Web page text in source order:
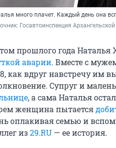
много плачет. Каждый день она
Госавтоинспекция
прошлого года Наталья
аварии. Вместе с
как вдруг навстречу им
Супруг и
, а сама Наталья
женщина пытается
оплакивая семью и
из29.RU — ее история.